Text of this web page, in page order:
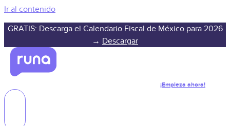
Ir al contenido
GRATIS: Descarga el Calendario Fiscal de México para 2026
→ Descargar
¡Empieza ahora!